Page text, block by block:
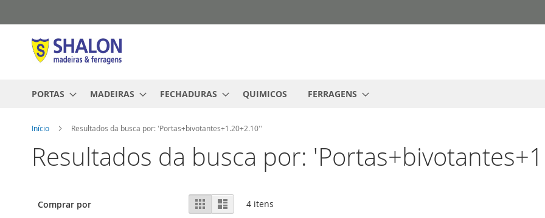
para
o
conteúdo
PORTAS MADEIRAS FECHADURAS QUIMICOS FERRAGENS
Início Resultados da busca por: 'Portas+bivotantes+1.20+2.10''
Resultados da busca por:
Ver
como
GradeLista 4 itens
Comprar por